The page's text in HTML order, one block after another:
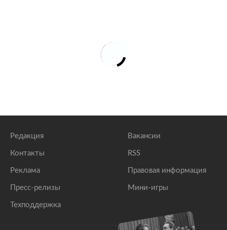
Редакция
Контакты
Реклама
Пресс-релизы
Техподдержка
Вакансии
RSS
Правовая информация
Мини-игры